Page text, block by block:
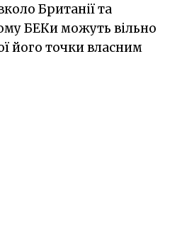
Британії та
БЕКи можуть вільно
його точки власним